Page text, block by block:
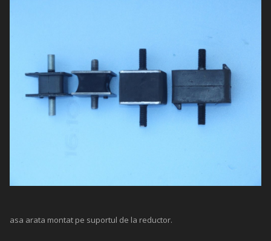
asa arata montat pe suportul de la reductor.